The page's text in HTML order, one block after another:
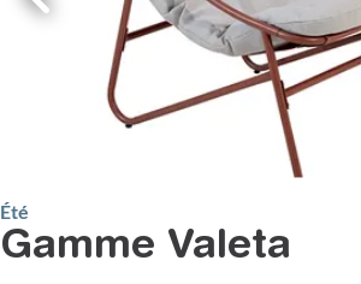
Été
Gamme Valeta